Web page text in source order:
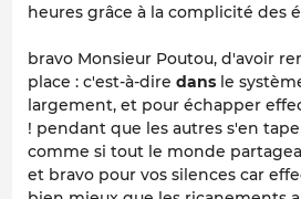
heures grâce à la complicité des
bravo Monsieur Poutou, d'avoir
place : c'est-à-dire dans le
largement, et pour échapper
! pendant que les autres s'en
comme si tout le monde
et bravo pour vos silences car